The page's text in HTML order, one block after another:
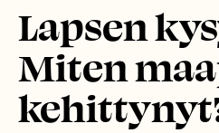
Lapsen
Miten